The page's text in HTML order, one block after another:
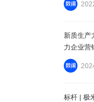
新质生产
力企业营
标杆 | 极